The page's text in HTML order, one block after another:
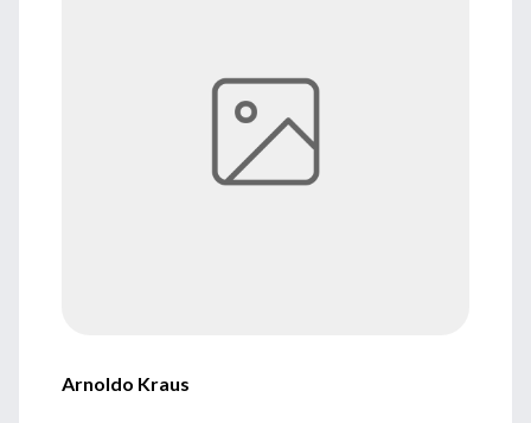
Arnoldo Kraus